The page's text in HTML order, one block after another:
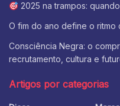
2025 na trampos:
O fim do ano define o ritmo
Consciência Negra: o
recrutamento, cultura e
Artigos por categorias